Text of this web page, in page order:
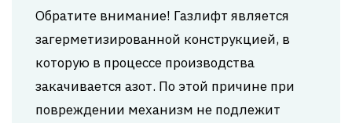
Обратите внимание! Газлифт является
загерметизированной конструкцией, в
которую в процессе производства
закачивается азот. По этой причине при
повреждении механизм не подлежит